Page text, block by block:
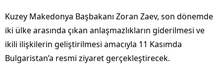
Kuzey Makedonya Başbakanı Zoran Zaev, son dönemde
iki ülke arasında çıkan anlaşmazlıkların giderilmesi ve
ikili ilişkilerin geliştirilmesi amacıyla 11 Kasımda
Bulgaristan’a resmi ziyaret gerçekleştirecek.